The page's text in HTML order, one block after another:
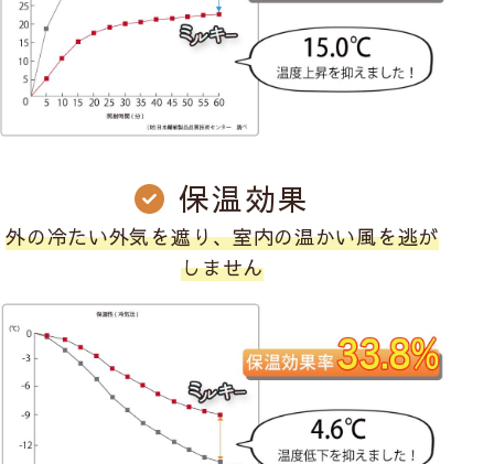
保温効果
外の冷たい外気を遮り、室内の温かい風を逃が
しません